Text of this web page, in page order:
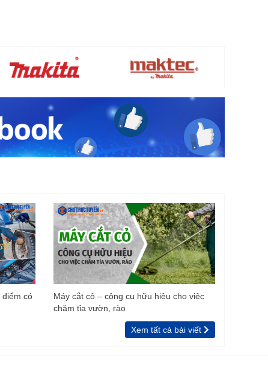
có
Máy cắt cỏ – công cụ hữu hiệu cho việc
chăm tỉa vườn, rào
Xem tất cả bài viết